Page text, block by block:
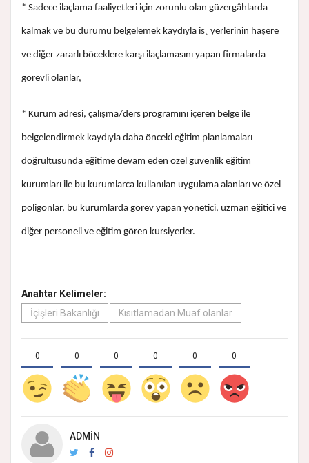
* Sadece ilaçlama faaliyetleri için zorunlu olan güzergâhlarda
kalmak ve bu durumu belgelemek kaydıyla is¸ yerlerinin haşere
ve diğer zararlı böceklere karşı ilaçlamasını yapan firmalarda
görevli olanlar,
* Kurum adresi, çalışma/ders programını içeren belge ile
belgelendirmek kaydıyla daha önceki eğitim planlamaları
doğrultusunda eğitime devam eden özel güvenlik eğitim
kurumları ile bu kurumlarca kullanılan uygulama alanları ve özel
poligonlar, bu kurumlarda görev yapan yönetici, uzman eğitici ve
diğer personeli ve eğitim gören kursiyerler.
Anahtar Kelimeler:
İçişleri Bakanlığı
Kısıtlamadan Muaf olanlar
0 0 0 0 0 0
ADMIN